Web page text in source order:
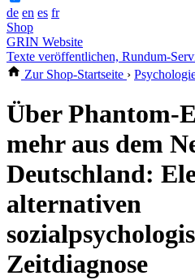
de en es fr
Shop
GRIN Website
Texte veröffentlichen, Rundum-
Zur Shop-Startseite ›
Über Phantom-
mehr aus dem
Deutschland:
alternativen
Zeitdiagnose